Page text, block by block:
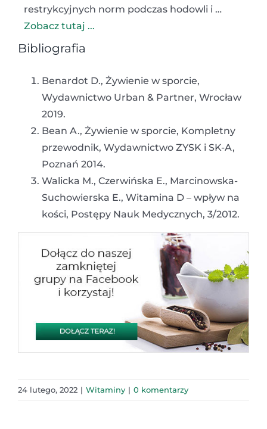
restrykcyjnych norm podczas hodowli i …
Zobacz tutaj ...
Bibliografia
Benardot D., Żywienie w sporcie,
Wydawnictwo Urban & Partner, Wrocław
2019.
Bean A., Żywienie w sporcie, Kompletny
przewodnik, Wydawnictwo ZYSK i SK-A,
Poznań 2014.
Walicka M., Czerwińska E., Marcinowska-
Suchowierska E., Witamina D – wpływ na
kości, Postępy Nauk Medycznych, 3/2012.
24 lutego, 2022 | Witaminy | 0 komentarzy